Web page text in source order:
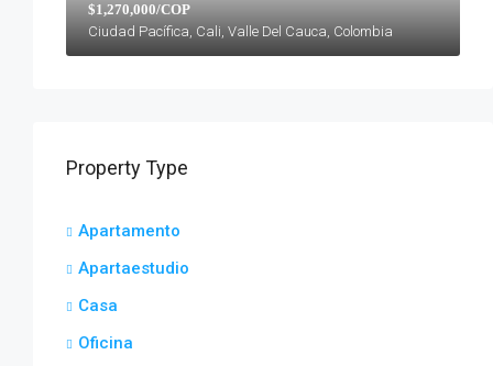
$1,270,000/COP
Ciudad Pacífica, Cali, Valle Del Cauca, Colombia
Property Type
Apartamento
Apartaestudio
Casa
Oficina